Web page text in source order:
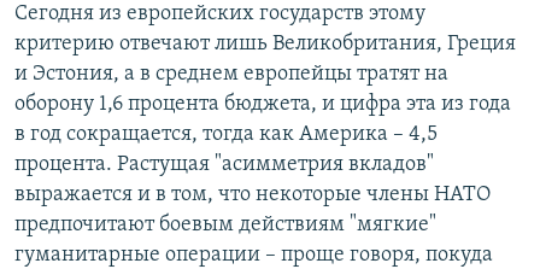
Сегодня из европейских государств этому
критерию отвечают лишь Великобритания, Греция
и Эстония, а в среднем европейцы тратят на
оборону 1,6 процента бюджета, и цифра эта из года
в год сокращается, тогда как Америка – 4,5
процента. Растущая "асимметрия вкладов"
выражается и в том, что некоторые члены НАТО
предпочитают боевым действиям "мягкие"
гуманитарные операции – проще говоря, покуда